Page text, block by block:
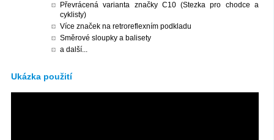
Převrácená varianta značky C10 (Stezka pro chodce a
cyklisty)
Více značek na retroreflexním podkladu
Směrové sloupky a balisety
a další...
Ukázka použití